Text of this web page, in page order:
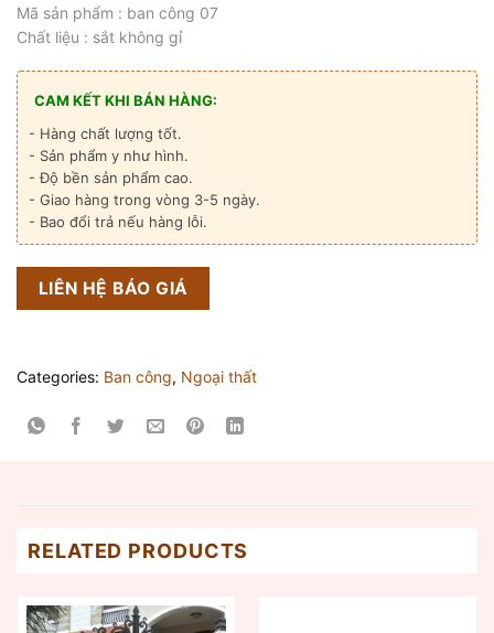
Mã sản phẩm : ban công 07
Chất liệu : sắt không gỉ
CAM KẾT KHI BÁN HÀNG:
- Hàng chất lượng tốt.
- Sản phẩm y như hình.
- Độ bền sản phẩm cao.
- Giao hàng trong vòng 3-5 ngày.
- Bao đổi trả nếu hàng lỗi.
LIÊN HỆ BÁO GIÁ
Categories: Ban công, Ngoại thất
RELATED PRODUCTS